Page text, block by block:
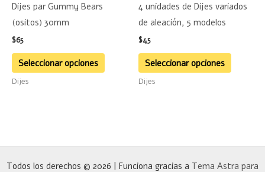
Dijes par Gummy Bears
(ositos) 30mm
$65
Seleccionar opciones
página
Dijes
4 unidades de Dijes variados
de aleación, 5 modelos
$45
Seleccionar opciones
pueden
página
Dijes
Todos los derechos © 2026 | Funciona gracias a Tema Astra para